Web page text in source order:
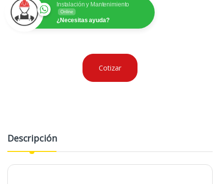
Instalación y Mantenimiento
Online
¿Necesitas ayuda?
Cotizar
Descripción